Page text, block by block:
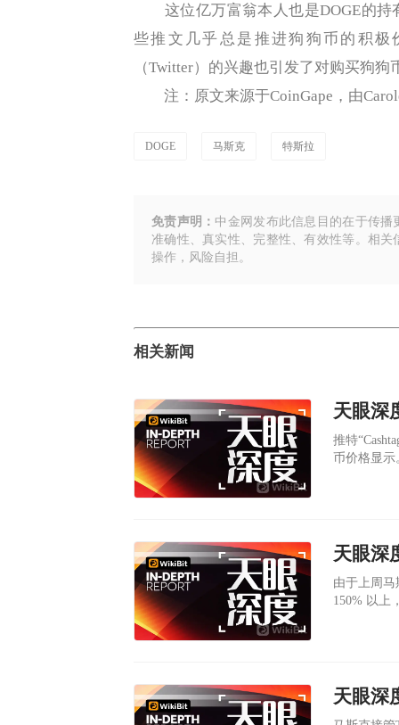
这位亿万富翁本人也是DOGE的持
些推文几乎总是推进狗狗币的积
（Twitter）的兴趣也引发了对购买狗狗
注：原文来源于CoinGape，由
DOGE 马斯克 特斯拉
免责声明： 中金网发布此信息目的在于传
准确性、真实性、完整性、有效性等。相
操作，风险自担。
相关新闻
推特
币价格显示
天眼深
由于上周
150% 以上